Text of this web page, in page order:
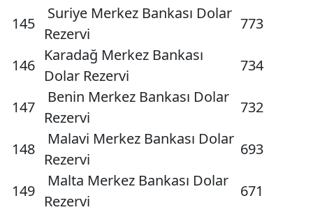
145
Suriye Merkez Bankası Dolar
Rezervi
773
146
Karadağ Merkez Bankası
Dolar Rezervi
734
147
Benin Merkez Bankası Dolar
Rezervi
732
148
Malavi Merkez Bankası Dolar
Rezervi
693
149
Malta Merkez Bankası Dolar
Rezervi
671